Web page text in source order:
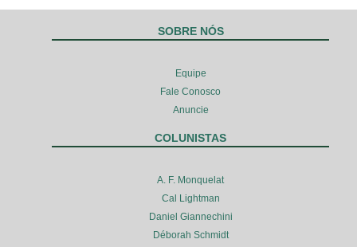
SOBRE NÓS
Equipe
Fale Conosco
Anuncie
COLUNISTAS
A. F. Monquelat
Cal Lightman
Daniel Giannechini
Déborah Schmidt